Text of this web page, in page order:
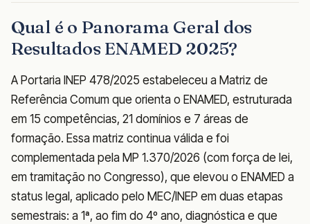
Qual é o Panorama Geral dos
Resultados ENAMED 2025?
A Portaria INEP 478/2025 estabeleceu a Matriz de
Referência Comum que orienta o ENAMED, estruturada
em 15 competências, 21 domínios e 7 áreas de
formação. Essa matriz continua válida e foi
complementada pela MP 1.370/2026 (com força de lei,
em tramitação no Congresso), que elevou o ENAMED a
status legal, aplicado pelo MEC/INEP em duas etapas
semestrais: a 1ª, ao fim do 4º ano, diagnóstica e que